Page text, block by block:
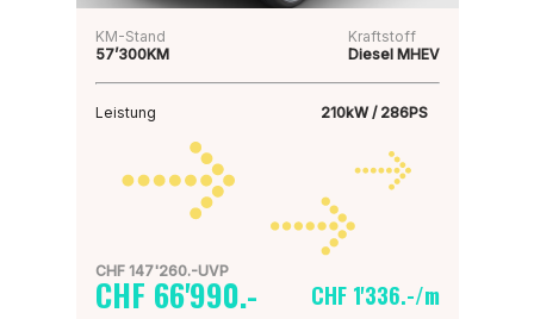
KM-Stand
57’300KM
Kraftstoff
Diesel MHEV
Leistung 210kW / 286PS
CHF 147'260.-UVP
CHF 66'990.- CHF 1'336.-/m